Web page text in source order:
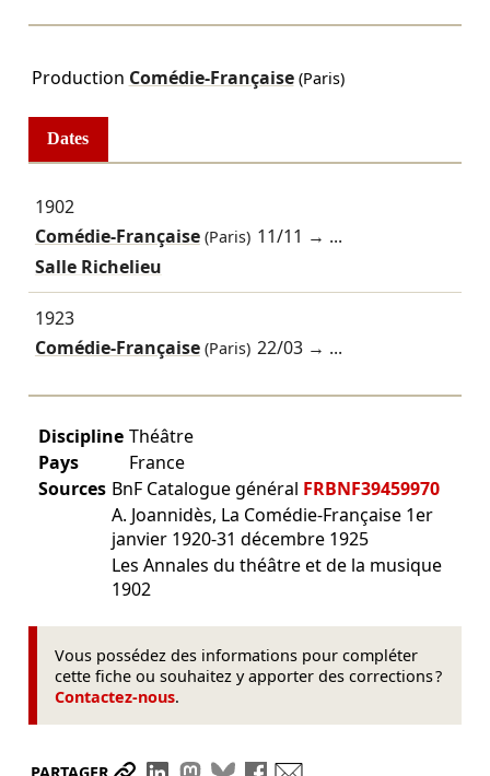
Production Comédie-Française(Paris)
Dates
1902
Comédie-Française(Paris) 11/11 → ...
Salle Richelieu
1923
Comédie-Française(Paris) 22/03 → ...
Discipline Théâtre
Pays
France
Sources BnF Catalogue général FRBNF39459970
A. Joannidès, La Comédie-Française 1er
janvier 1920-31 décembre 1925
Les Annales du théâtre et de la musique
1902
Vous possédez des informations pour compléter
cette fiche ou souhaitez y apporter des corrections ?
Contactez-nous.